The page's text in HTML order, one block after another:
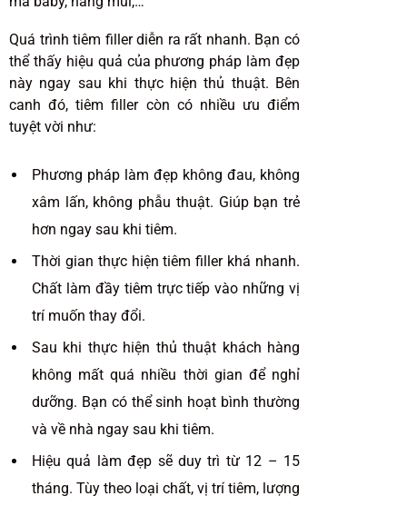
Quá trình tiêm filler diễn ra rất nhanh. Bạn có
thể thấy hiệu quả của phương pháp làm đẹp
này ngay sau khi thực hiện thủ thuật. Bên
canh đó, tiêm filler còn có nhiều ưu điểm
tuyệt vời như:
Phương pháp làm đẹp không đau, không
xâm lấn, không phẫu thuật. Giúp bạn trẻ
hơn ngay sau khi tiêm.
Thời gian thực hiện tiêm filler khá nhanh.
Chất làm đầy tiêm trực tiếp vào những vị
trí muốn thay đổi.
Sau khi thực hiện thủ thuật khách hàng
không mất quá nhiều thời gian để nghỉ
dưỡng. Bạn có thể sinh hoạt bình thường
và về nhà ngay sau khi tiêm.
Hiệu quả làm đẹp sẽ duy trì từ 12 – 15
tháng. Tùy theo loại chất, vị trí tiêm, lượng